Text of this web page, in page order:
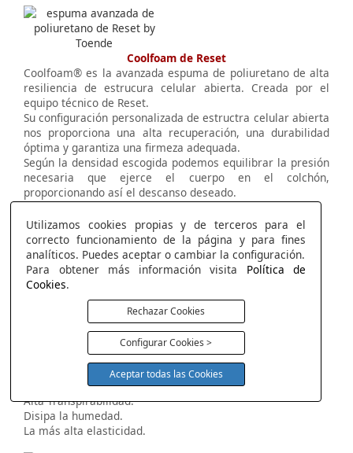
Coolfoam de Reset
Coolfoam® es la avanzada espuma de poliuretano de alta
resiliencia de estrucura celular abierta. Creada por el
equipo técnico de Reset.
Su configuración personalizada de estructra celular abierta
nos proporciona una alta recuperación, una durabilidad
óptima y garantiza una firmeza adequada.
Según la densidad escogida podemos equilibrar la presión
necesaria que ejerce el cuerpo en el colchón,
proporcionando así el descanso deseado.
Alta transpirabilidad.
Gran elasticidad.
Alta resiliencia.
Estabilidad.
Visco Reset Air
Máxima Frescura con la más alta elasticidad.
Máximo termo regulador.
Máxima frescura.
Alta Transpirabilidad.
Disipa la humedad.
La más alta elasticidad.
Utilizamos cookies propias y de terceros para el
correcto funcionamiento de la página y para fines
analíticos. Puedes aceptar o cambiar la configuración.
Para obtener más información visita Política de
Cookies.
Rechazar Cookies
Configurar Cookies >
Aceptar todas las Cookies